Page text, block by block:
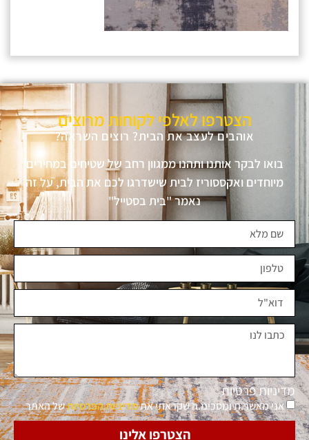
הצטרפו לאלפי לקוחות מרוצים
אוהבים לעצב את הבית? רוצים השראה?
בואו לבקר אותנו ותהנו ממגוון רחב של שטיחים במחירים
מיוחדים ואקססוריז לבית שישדרגו לכם את הבית, על זה
נאמר "בית בסטייל"
מדיניות פרטיות
אני מאשר.ת ומסכימ.ה שקראתי אתמדיניות הפרטיותשל האתר
הצטרפו אלינו